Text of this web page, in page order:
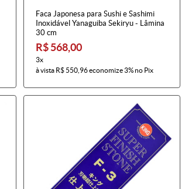
Faca Japonesa para Sushi e Sashimi
Inoxidável Yanaguiba Sekiryu - Lâmina
30 cm
R$ 568,00
3x
à vista R$ 550,96economize3%no Pix